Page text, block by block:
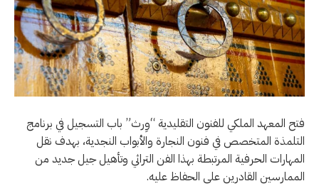
فتح المعهد الملكي للفنون التقليدية “وِرث” باب التسجيل في برنامج
التلمذة المتخصص في فنون النجارة والأبواب النجدية، بهدف نقل
المهارات الحرفية المرتبطة بهذا الفن التراثي وتأهيل جيل جديد من
الممارسين القادرين على الحفاظ عليه.